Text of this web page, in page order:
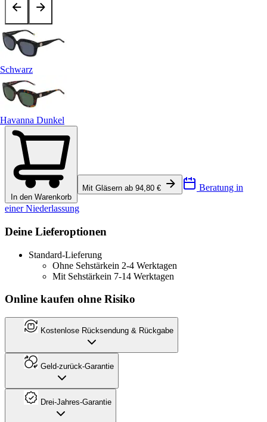
Schwarz
Havanna Dunkel
In den Warenkorb
Mit Gläsern ab 94,80 € Beratung in
einer Niederlassung
Deine Lieferoptionen
Standard-Lieferung
Ohne Sehstärkein 2-4 Werktagen
Mit Sehstärkein 7-14 Werktagen
Online kaufen ohne Risiko
Kostenlose Rücksendung & Rückgabe
Geld-zurück-Garantie
Drei-Jahres-Garantie